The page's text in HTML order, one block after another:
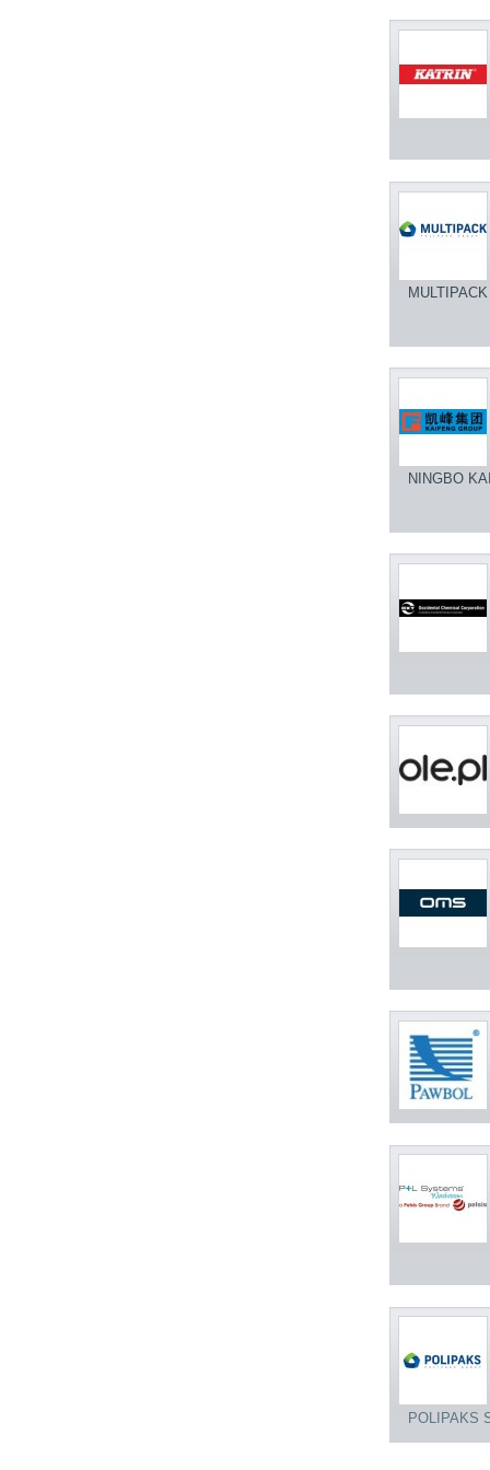
NINGBO
POLIPAKS